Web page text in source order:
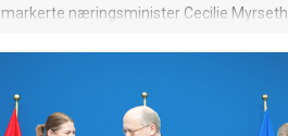
markerte næringsminister Cecilie Myrseth